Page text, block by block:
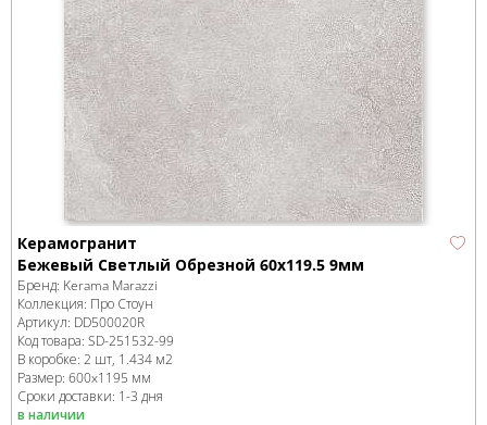
Керамогранит
Бежевый Светлый Обрезной 60x119.5 9мм
Бренд: Kerama Marazzi
Коллекция: Про Стоун
Артикул: DD500020R
Код товара: SD-251532-99
В коробке: 2 шт, 1.434 м2
Размер: 600x1195 мм
Сроки доставки: 1-3 дня
в наличии